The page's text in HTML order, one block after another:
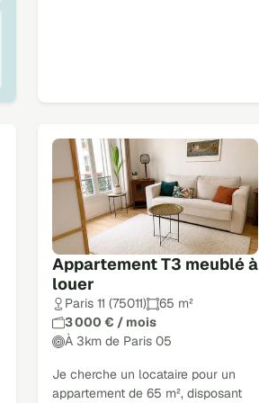
Appartement T3 meublé à
louer
Paris 11 (75011)
65 m²
3 000 € / mois
À 3km de Paris 05
Je cherche un locataire pour un
appartement de 65 m², disposant